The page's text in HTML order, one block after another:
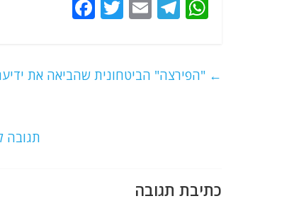
W
s
T
g
E
l
T
er
e ← "הפירצה" הביטחונית שהביאה את
תגובה
כתיבת תגובה